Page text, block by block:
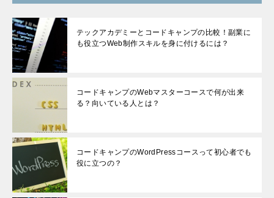
テックアカデミーとコードキャンプの比較！副業に
も役立つWeb制作スキルを身に付けるには？
コードキャンプのWebマスターコースで何が出来
る？向いている人とは？
コードキャンプのWordPressコースって初心者でも
役に立つの？